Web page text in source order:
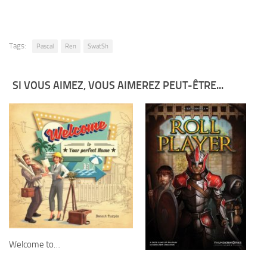
Tags: Pascal Ren SwatSh
SI VOUS AIMEZ, VOUS AIMEREZ PEUT-ÊTRE...
Welcome to…